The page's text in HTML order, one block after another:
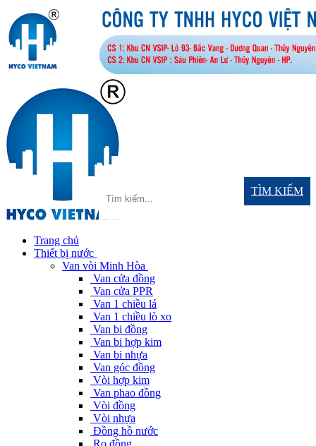
TÌM KIẾM
Trang chủ
Thiết bị nước
Van vòi Minh Hòa
Van cửa đồng
Van cửa PPR
Van 1 chiều lá
Van 1 chiều lò xo
Van bi đồng
Van bi hợp kim
Van bi nhựa
Van góc đồng
Vòi hợp kim
Van phao đồng
Vòi đồng
Vòi nhựa
Đồng hồ nước
Rọ đồng